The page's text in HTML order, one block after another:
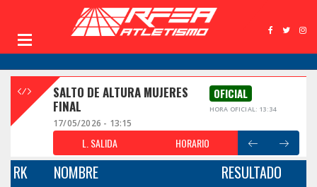
SALTO DE ALTURA MUJERES
FINAL
OFICIAL
HORA OFICIAL: 13:34
17/05/2026 - 13:15
L. SALIDA HORARIO
RK NOMBRE RESULTADO